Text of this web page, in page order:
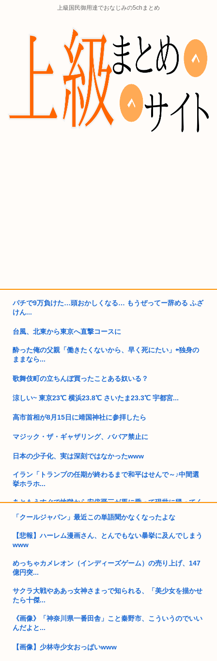
上級国民御用達でおなじみの5chまとめ
パチで9万負けた…頭おかしくなる… もうぜってー辞める ふざ
けん...
台風、北東から東京へ直撃コースに
酔った俺の父親「働きたくないから、早く死にたい」⇦独身の
ままなら...
歌舞伎町の立ちんぼ買ったことある奴いる？
涼しい~ 東京23℃ 横浜23.8℃ さいたま23.3℃ 宇都宮...
高市首相が8月15日に靖国神社に参拝したら
マジック・ザ・ギャザリング、ババア禁止に
日本の少子化、実は深刻ではなかったwww
イラン「トランプの任期が終わるまで和平はせんで～♪中間選
挙ホラホ...
あともうすぐで地獄から安倍晋三が馬に乗って現世に帰ってく
憎むので...
のマフラ...
としてタ...
日本(飯まずい、母国語ゴミ、差別主義者多い)←これ
高市の次に総理大臣になりそうな政治家www
共産党 政権交代を狙える立場になる
「クールジャパン」最近この単語聞かなくなったよな
【悲報】ハーレム漫画さん、とんでもない暴挙に及んでしまう
www
めっちゃカメレオン（インディーズゲーム）の売り上げ、147
億円突...
サクラ大戦やああっ女神さまっで知られる、「美少女を描かせ
たら十傑...
《画像》「神奈川県一番田舎」こと秦野市、こういうのでいい
んだよと...
【画像】少林寺少女おっぱいwww